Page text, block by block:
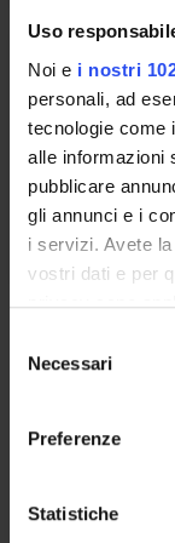
Uso
Noi e i nostri
personali, ad
tecnologie come
alle informazioni
pubblicare
gli annunci e i
i servizi. Avete
vostri dati e per
privacy sono
modificare o
momento dalla
Necessari
Preferenze
Statistiche
Credits
2
Location
TRENTO
Learning
Module: PRINCIPI